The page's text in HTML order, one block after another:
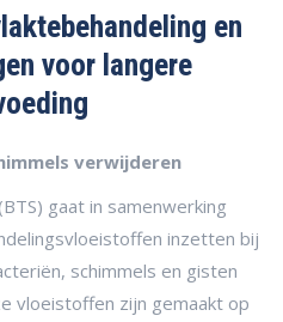
en
voor langere
verwijderen
gaat in samenwerking
inzetten bij
schimmels en gisten
vloeistoffen zijn gemaakt op